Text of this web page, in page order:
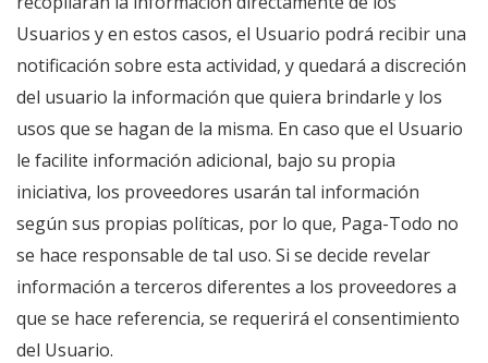
Usuarios y en estos casos, el Usuario podrá recibir una
notificación sobre esta actividad, y quedará a discreción
del usuario la información que quiera brindarle y los
usos que se hagan de la misma. En caso que el Usuario
le facilite información adicional, bajo su propia
iniciativa, los proveedores usarán tal información
según sus propias políticas, por lo que, Paga-Todo no
se hace responsable de tal uso. Si se decide revelar
información a terceros diferentes a los proveedores a
que se hace referencia, se requerirá el consentimiento
del Usuario.